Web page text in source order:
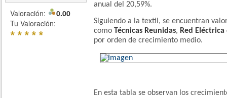
Valoración:
0.00
Tu Valoración:
*****
anual del 20,59%.
Siguiendo a la textil, se encuentran
como Técnicas Reunidas, Red Eléctrica
por orden de crecimiento medio.
En esta tabla se observan los